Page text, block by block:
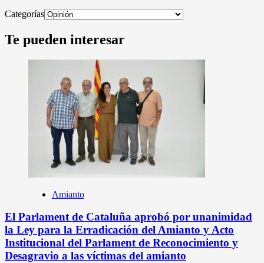
Categorías
Te pueden interesar
Amianto
El Parlament de Cataluña aprobó por unanimidad
la Ley para la Erradicación del Amianto y Acto
Institucional del Parlament de Reconocimiento y
Desagravio a las víctimas del amianto